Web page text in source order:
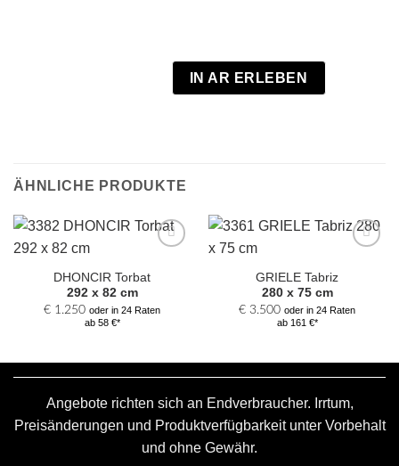
IN AR ERLEBEN
ÄHNLICHE PRODUKTE
Auswahl
hinzufügen
DHONCIR Torbat
292 x 82 cm
€ 1.250 oder in 24 Raten
ab 58 €*
Auswahl
hinzufügen
GRIELE Tabriz
280 x 75 cm
€ 3.500 oder in 24 Raten
ab 161 €*
Angebote richten sich an Endverbraucher. Irrtum,
Preisänderungen und Produktverfügbarkeit unter Vorbehalt
und ohne Gewähr.